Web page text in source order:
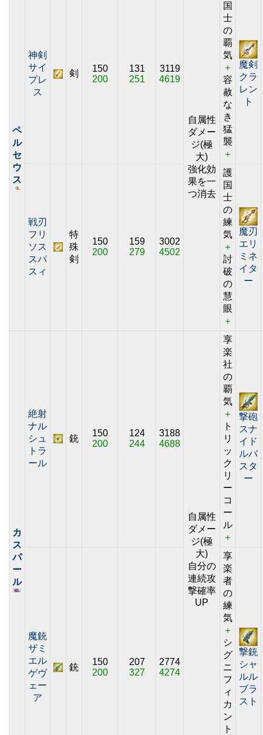
ペ
ル
セ
ウ
ス
神剣
サイ
プレ
ス
剣
150
200
131
251
3119
4619
自属性
ダメー
ジ(極
大)
強化効
果を一
つ消去
国
士
の
覇
気
＋
容
赦
な
き
猛
襲
＋
魔剣
クラ
レン
ト
戦刃
フリ
ソス
スパ
スィ
特
殊
剣
150
200
159
279
3002
4502
護
国
士
の
練
気
＋
討
破
の
慧
眼
＋
魔刃
エリ
ミネ
イタ
ー
カ
ス
パ
ー
ル
絶射
ナル
シュ
トラ
ール
銃
150
200
124
244
3188
4688
自属性
ダメー
ジ(極
大)
自分の
連続攻
撃確率
UP
享
楽
社
の
覇
気
＋
ト
リ
ッ
ク
リ
ー
コ
ー
ル
＋
撃砲
スナ
イド
ルバ
スタ
ー
魔銃
ザミ
エル
ゲヴ
ェー
ア
銃
150
200
207
327
2774
4274
享
楽
者
の
練
気
＋
シ
グ
ニ
フ
ィ
カ
ン
ト
撃銃
シャ
ルル
ブラ
スト